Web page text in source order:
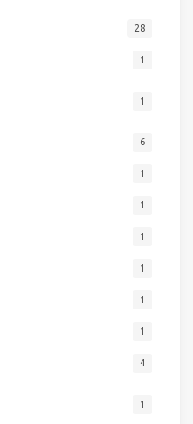
28
1
1
6
1
1
1
1
1
1
4
1